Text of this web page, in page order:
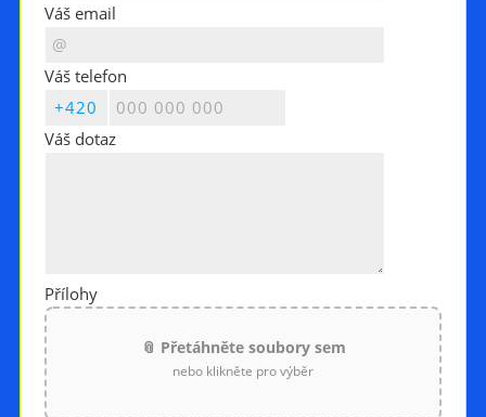
Váš email
Váš telefon
Váš dotaz
Přílohy
📎 Přetáhněte soubory sem
nebo klikněte pro výběr